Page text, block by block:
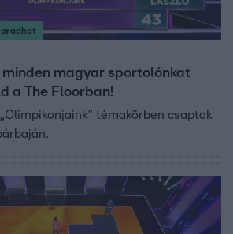
magyar sportolónkat
a The Floorban!
témakörben csaptak